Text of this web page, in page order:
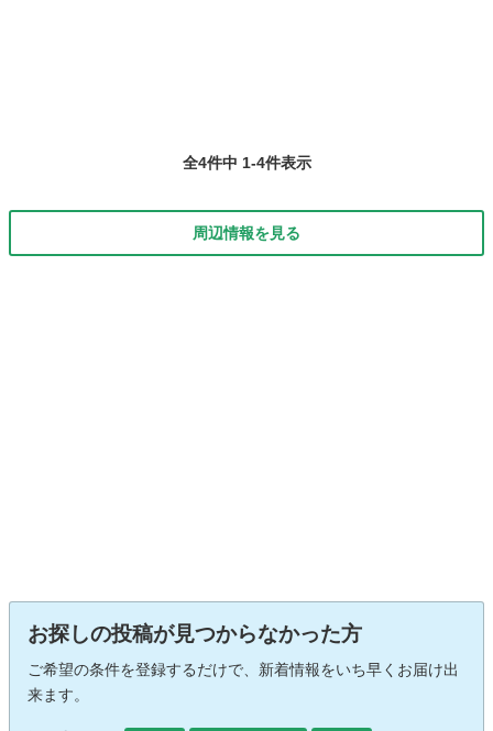
全4件中 1-4件表示
周辺情報を見る
お探しの投稿が見つからなかった方
ご希望の条件を登録するだけで、新着情報をいち早くお届け出
来ます。